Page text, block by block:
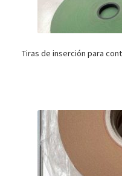
Tiras de inserción para